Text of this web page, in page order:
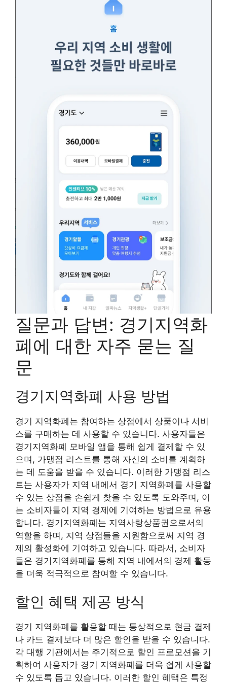
질문과 답변: 경기지역화
폐에 대한 자주 묻는 질
문
경기지역화폐 사용 방법
경기 지역화폐는 참여하는 상점에서 상품이나 서비
스를 구매하는 데 사용할 수 있습니다. 사용자들은
경기지역화폐 모바일 앱을 통해 쉽게 결제할 수 있
으며, 가맹점 리스트를 통해 자신의 소비를 계획하
는 데 도움을 받을 수 있습니다. 이러한 가맹점 리스
트는 사용자가 지역 내에서 경기 지역화폐를 사용할
수 있는 상점을 손쉽게 찾을 수 있도록 도와주며, 이
는 소비자들이 지역 경제에 기여하는 방법으로 유용
합니다. 경기지역화폐는 지역사랑상품권으로서의
역할을 하며, 지역 상점들을 지원함으로써 지역 경
제의 활성화에 기여하고 있습니다. 따라서, 소비자
들은 경기지역화폐를 통해 지역 내에서의 경제 활동
을 더욱 적극적으로 참여할 수 있습니다.
할인 혜택 제공 방식
경기 지역화폐를 활용할 때는 통상적으로 현금 결제
나 카드 결제보다 더 많은 할인을 받을 수 있습니다.
각 대행 기관에서는 주기적으로 할인 프로모션을 기
획하여 사용자가 경기 지역화폐를 더욱 쉽게 사용할
수 있도록 돕고 있습니다. 이러한 할인 혜택은 특정